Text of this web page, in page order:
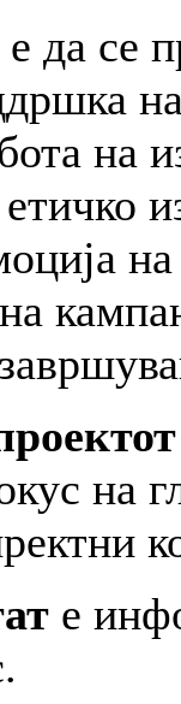
е да се
на
на
е